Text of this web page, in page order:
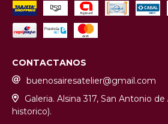
CONTACTANOS
buenosairesatelier@gmail.com
Galeria. Alsina 317, San Antonio
historico).